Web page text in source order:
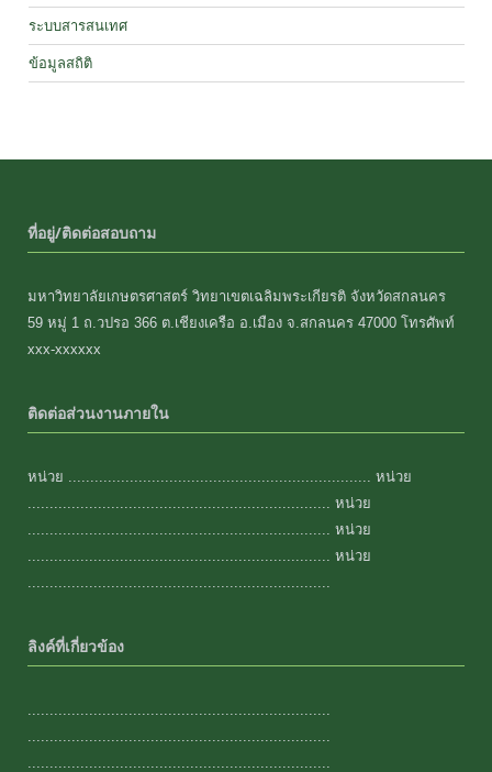
ระบบสารสนเทศ
ข้อมูลสถิติ
ที่อยู่/ติดต่อสอบถาม
มหาวิทยาลัยเกษตรศาสตร์ วิทยาเขตเฉลิมพระเกียรติ จังหวัดสกลนคร
59 หมู่ 1 ถ.วปรอ 366 ต.เชียงเครือ อ.เมือง จ.สกลนคร 47000 โทรศัพท์
xxx-xxxxxx
ติดต่อส่วนงานภายใน
หน่วย ..................................................................... หน่วย
..................................................................... หน่วย
..................................................................... หน่วย
..................................................................... หน่วย
.....................................................................
ลิงค์ที่เกี่ยวข้อง
.....................................................................
.....................................................................
.....................................................................